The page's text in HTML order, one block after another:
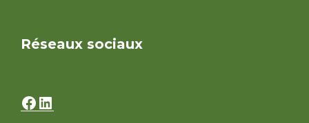
Réseaux sociaux
Facebook
LinkedIn